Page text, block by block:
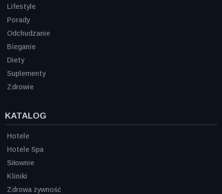
Lifestyle
Porady
Odchudzanie
Bieganie
Diety
Suplementy
Zdrowie
KATALOG
Hotele
Hotele Spa
Siłownie
Kliniki
Zdrowa żywność